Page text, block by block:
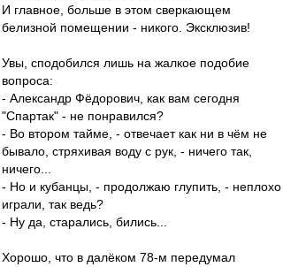
И главное, больше в этом сверкающем
белизной помещении - никого. Эксклюзив!
Увы, сподобился лишь на жалкое подобие
вопроса:
- Александр Фёдорович, как вам сегодня
"Спартак" - не понравился?
- Во втором тайме, - отвечает как ни в чём не
бывало, стряхивая воду с рук, - ничего так,
ничего...
- Но и кубанцы, - продолжаю глупить, - неплохо
играли, так ведь?
- Ну да, старались, бились...
Хорошо, что в далёком 78-м передумал